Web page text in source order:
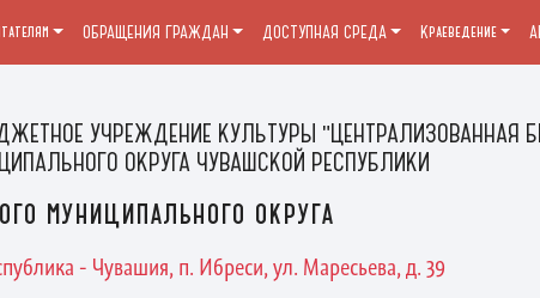
УЧРЕЖДЕНИЕ КУЛЬТУРЫ "ЦЕНТРАЛИЗОВАННАЯ
ОКРУГА ЧУВАШСКОЙ РЕСПУБЛИКИ
муниципального округа
- Чувашия, п. Ибреси, ул. Маресьева, д. 39
ОБРАЩЕНИЯ ГРАЖДАН ДОСТУПНАЯ СРЕДА Краеведение